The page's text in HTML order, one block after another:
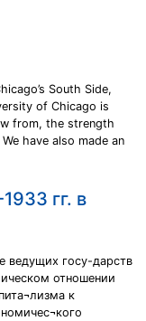
South Side,
of Chicago is
from, the strength
have also made an
гг. в
ведущих госу-дарств
отношении
к